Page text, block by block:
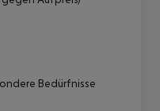
Bedürfnisse